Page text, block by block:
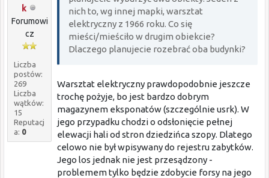
k
Forumowi
cz
Liczba
postów:
269
Liczba
wątków:
15
Reputacj
a: 0
nich to, wg innej mapki, warsztat
elektryczny z 1966 roku. Co się
mieści/mieściło w drugim obiekcie?
Dlaczego planujecie rozebrać oba budynki?
Warsztat elektryczny prawdopodobnie jeszcze
trochę pożyje, bo jest bardzo dobrym
magazynem eksponatów (szczególnie usrk). W
jego przypadku chodzi o odsłonięcie pełnej
elewacji hali od stron dziedzińca szopy. Dlatego
celowo nie był wpisywany do rejestru zabytków.
Jego los jednak nie jest przesądzony -
problemem tylko będzie zdobycie forsy na jego